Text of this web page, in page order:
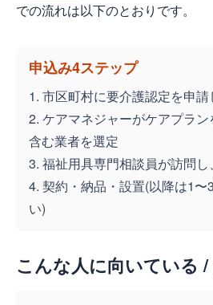
での流れは以下のとおりです。
申込み4ステップ
1. 市区町村に要介護認定を申
2. ケアマネジャーがケアプラン
含む業者を選定
3. 福祉用具専門相談員が訪問
4. 契約・納品・設置(以降は1
い)
こんな人に向いている